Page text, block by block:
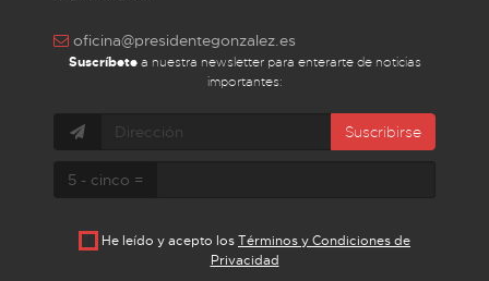
oficina@presidentegonzalez.es
Suscríbetea nuestra newsletter para enterarte de noticias
importantes:
Suscribirse
5 - cinco =
He leído y acepto losTérminos y Condiciones de
Privacidad